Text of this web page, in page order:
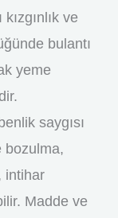
ve
bulantı
yeme
saygısı
bozulma,
intihar
Madde ve